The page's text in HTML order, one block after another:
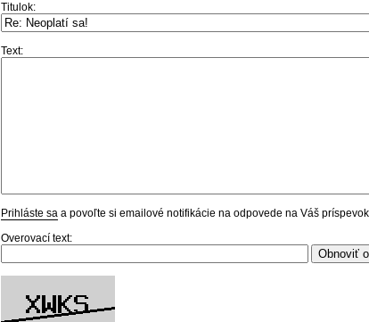
Titulok:
Text:
Prihláste sa a povoľte si emailové notifikácie na odpovede na Váš
Overovací text: